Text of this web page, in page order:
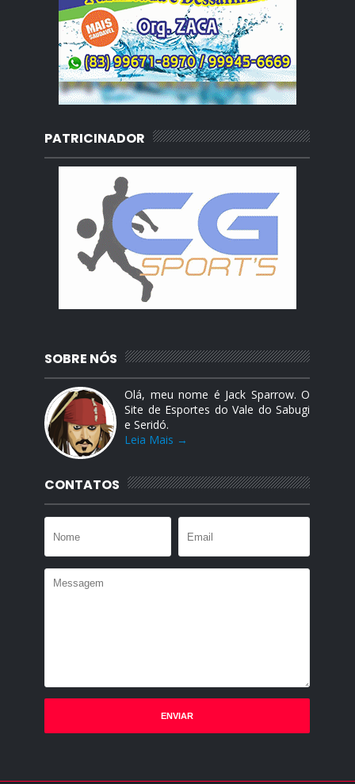
PATRICINADOR
SOBRE NÓS
Olá, meu nome é Jack Sparrow. O
Site de Esportes do Vale do Sabugi
e Seridó.
Leia Mais →
CONTATOS